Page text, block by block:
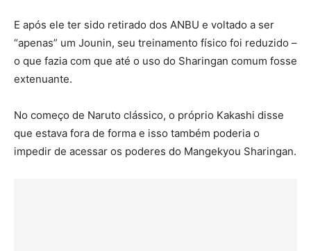
E após ele ter sido retirado dos ANBU e voltado a ser
“apenas” um Jounin, seu treinamento físico foi reduzido –
o que fazia com que até o uso do Sharingan comum fosse
extenuante.
No começo de Naruto clássico, o próprio Kakashi disse
que estava fora de forma e isso também poderia o
impedir de acessar os poderes do Mangekyou Sharingan.